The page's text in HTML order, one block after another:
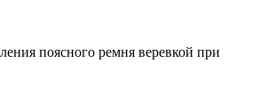
поясного ремня веревкой при